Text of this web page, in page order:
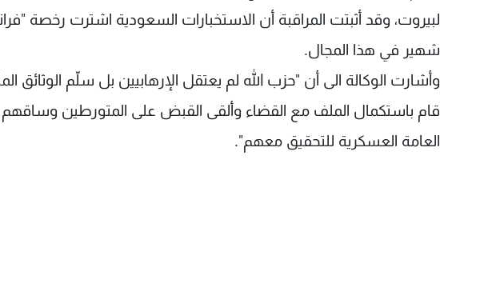
لبيروت، وقد أثبتت المراقبة أن الاستخبارات السعودية اشترت رخصة
شهير في هذا المجال.
وأشارت الوكالة الى أن "حزب الله لم يعتقل الإرهابيين بل سلّم الوثائق
قام باستکمال الملف مع القضاء وألقی القبض علی المتورطين وساقهم
العامة العسکرية للتحقيق معهم".